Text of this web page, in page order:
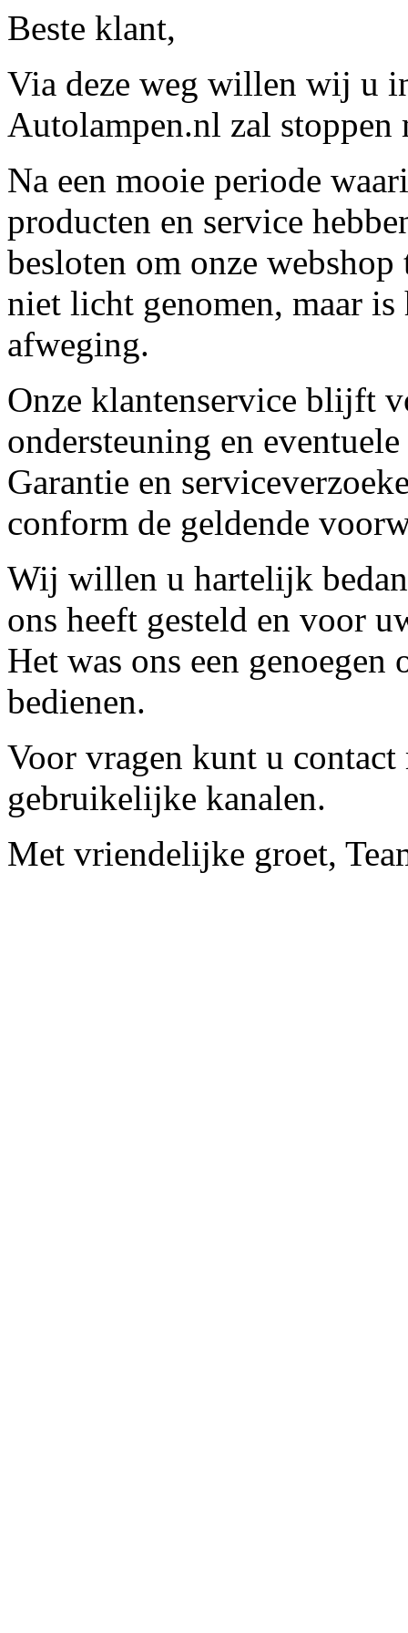
Beste klant,
Via deze weg willen wij u
Autolampen.nl zal stoppen
Na een mooie periode
producten en service
besloten om onze
niet licht genomen, maar
afweging.
Onze klantenservice blijft
ondersteuning en
Garantie en
conform de geldende
Wij willen u hartelijk
ons heeft gesteld en voor
Het was ons een
bedienen.
Voor vragen kunt u contact
gebruikelijke kanalen.
Met vriendelijke groet,